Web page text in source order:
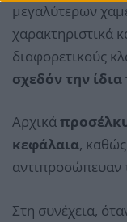
μεγαλύτερων
χαρακτηριστικά
διαφορετικούς
σχεδόν την
Αρχικά
κεφάλαια,
αντιπροσώπευαν
Στη συνέχεια,